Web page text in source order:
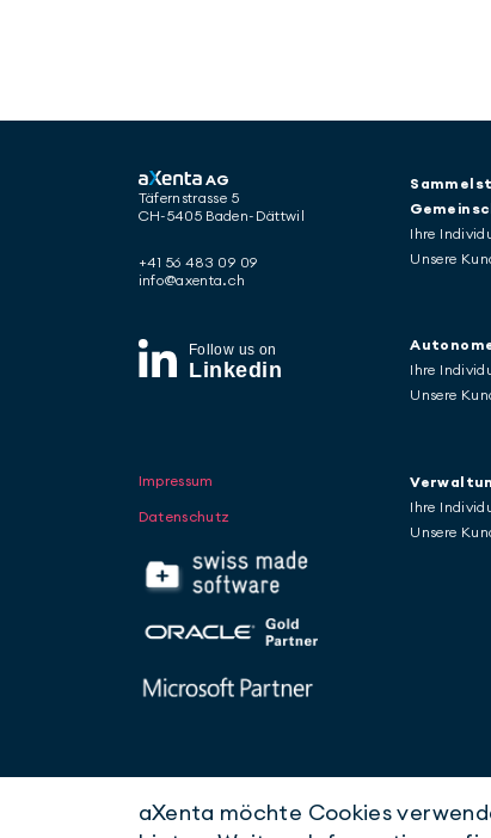
AG
Täfernstrasse 5
CH-5405 Baden-Dättwil
+41 56 483 09 09
info@axenta.ch
Impressum
Datenschutz
Ihre
Unsere
Ihre
Unsere
Ihre
Unsere
© aXenta AG 2026
1.5.6
aXenta möchte Cookies